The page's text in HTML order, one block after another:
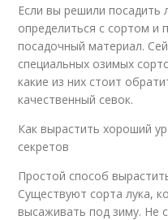
Если вы решили посадить
определиться с сортом и
посадочный материал.
специальных озимых
какие из них стоит
качественный севок.
Как вырастить хороший
секретов
Простой способ
Существуют сорта лука,
высаживать под зиму. Не